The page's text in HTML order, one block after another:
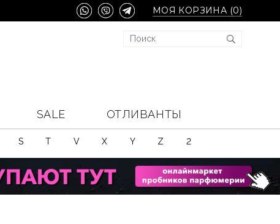
МОЯ КОРЗИНА (0)
SALE ОТЛИВАНТЫ
S T V X Y Z 2